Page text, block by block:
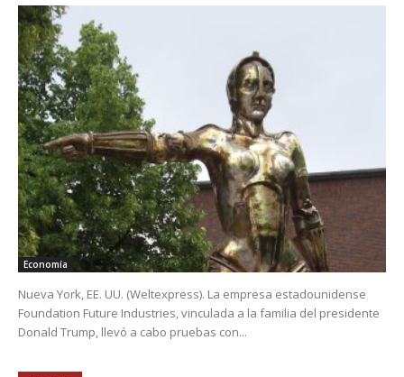
Economía
Nueva York, EE. UU. (Weltexpress). La empresa estadounidense
Foundation Future Industries, vinculada a la familia del presidente
Donald Trump, llevó a cabo pruebas con...